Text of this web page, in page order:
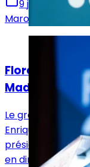
9 juin 2026
Marouene Ghariani
Florentino
Madrid et
Le grand jour est
Enrique
présidentielles au
en direct avec